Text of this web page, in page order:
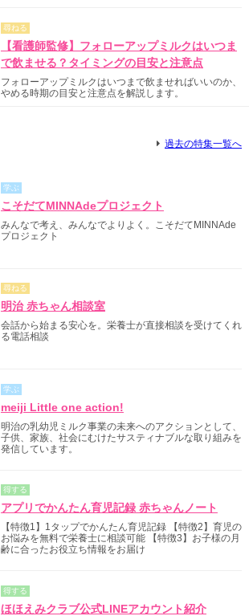
尋ねる
【看護師監修】フォローアップミルクはいつま
で飲ませる？タイミングの目安と注意点
フォローアップミルクはいつまで飲ませればいいのか、
やめる時期の目安と注意点を解説します。
過去の特集一覧へ
学ぶ
こそだてMINNAdeプロジェクト
みんなで考え、みんなでよりよく。こそだてMINNAde
プロジェクト
尋ねる
明治 赤ちゃん相談室
会話から始まる安心を。栄養士が直接相談を受けてくれ
る電話相談
学ぶ
meiji Little one action!
明治の乳幼児ミルク事業の未来へのアクションとして、
子供、家族、社会にむけたサスティナブルな取り組みを
発信しています。
得する
アプリでかんたん育児記録 赤ちゃんノート
【特徴1】1タップでかんたん育児記録 【特徴2】育児の
お悩みを無料で栄養士に相談可能 【特徴3】お子様の月
齢に合ったお役立ち情報をお届け
得する
ほほえみクラブ公式LINEアカウント紹介